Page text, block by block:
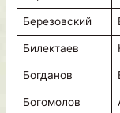
Березовский
Билектаев
Богданов
Богомолов